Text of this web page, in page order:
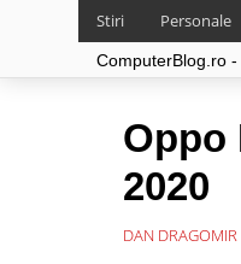
Stiri Personale
ComputerBlog.ro
Oppo
2020
DAN DRAGOMIR